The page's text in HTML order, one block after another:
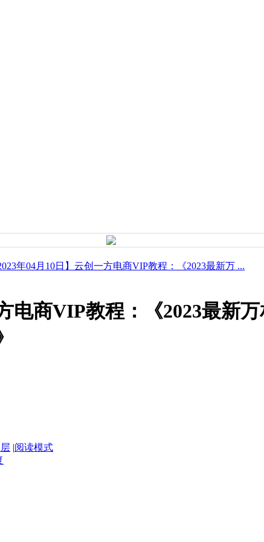
年04月10日】云创一方电商VIP教程：《2023最新万 ...
电商VIP教程：《2023最新
|阅读模式